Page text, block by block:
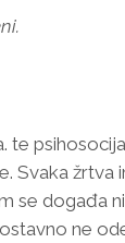
te
Svaka žrtva
se događa
ne